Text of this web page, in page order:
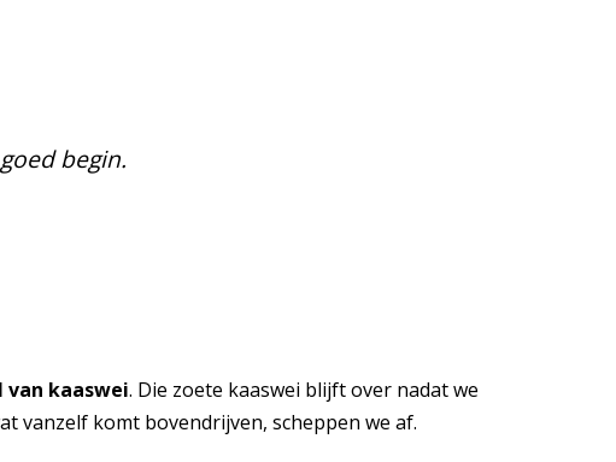
begin.
van kaaswei. Die zoete kaaswei blijft over nadat we
vanzelf komt bovendrijven, scheppen we af.